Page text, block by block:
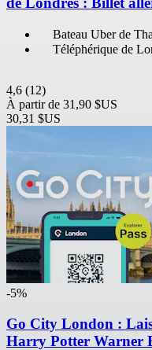
Bateau Uber de
Téléphérique de
4,6 (12)
À partir de 31,90 $US
30,31 $US
-5%
Go City London :
Harry Potter Warner